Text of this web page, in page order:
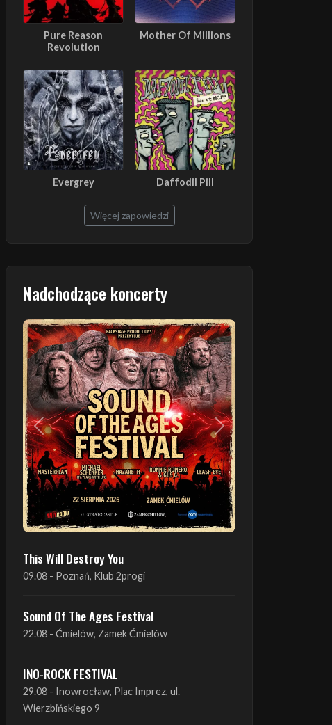
Pure Reason
Revolution
Mother Of Millions
Evergrey Daffodil Pill
Więcej zapowiedzi
Nadchodzące koncerty
Poprzedni Następny
This Will Destroy You
09.08 - Poznań, Klub 2progi
Sound Of The Ages Festival
22.08 - Ćmielów, Zamek Ćmielów
INO-ROCK FESTIVAL
29.08 - Inowrocław, Plac Imprez, ul.
Wierzbińskiego 9